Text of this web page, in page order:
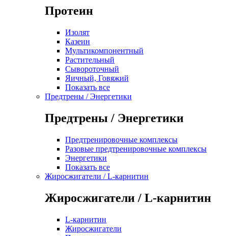
Протеин
Изолят
Казеин
Мультикомпонентный
Растительный
Сывороточный
Яичный, Говяжий
Показать все
Предтрены / Энергетики
Предтрены / Энергетики
Предтренировочные комплексы
Разовые предтренировочные комплексы
Энергетики
Показать все
Жиросжигатели / L-карнитин
Жиросжигатели / L-карнитин
L-карнитин
Жиросжигатели